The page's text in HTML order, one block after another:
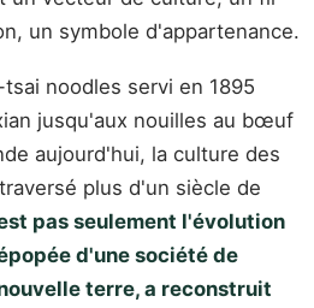
un symbole d'appartenance.
noodles servi en 1895
jusqu'aux nouilles au bœuf
aujourd'hui, la culture des
plus d'un siècle de
pas seulement l'évolution
d'une société de
terre, a reconstruit